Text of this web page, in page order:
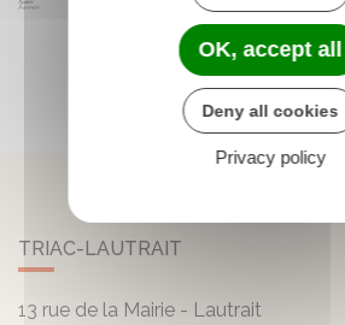
TRIAC-LAUTRAIT
13 rue de la Mairie - Lautrait
OK, accept all
Deny all cookies
Privacy policy